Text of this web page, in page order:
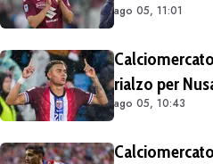
ago 05, 11:01
rialzo per
per Fofana
ago 05, 10:43